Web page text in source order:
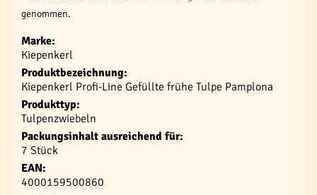
genommen.
Marke:
Kiepenkerl
Produktbezeichnung:
Kiepenkerl Profi-Line Gefüllte frühe Tulpe Pamplona
Produkttyp:
Tulpenzwiebeln
Packungsinhalt ausreichend für:
7 Stück
EAN:
4000159500860